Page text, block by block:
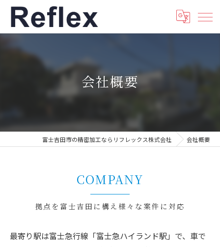
会社概要
富士吉田市の精密加工ならリフレックス株式会社 会社概要
拠点を富士吉田に構え様々な案件に対応
COMPANY
最寄り駅は富士急行線「富士急ハイランド駅」で、車で